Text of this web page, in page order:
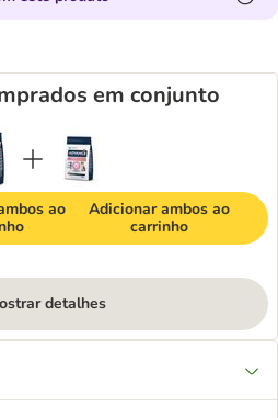
em conjunto
ao
Adicionar ambos ao
carrinho
detalhes